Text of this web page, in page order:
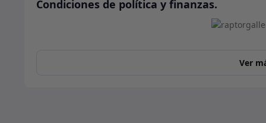
Condiciones de política y finanzas.
Ver